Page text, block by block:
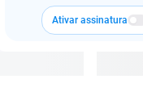
Ativar assinatura